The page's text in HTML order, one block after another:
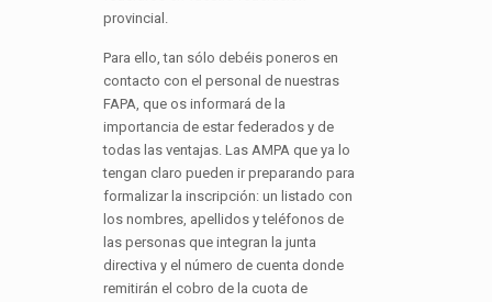
provincial.
Para ello, tan sólo debéis poneros en
contacto con el personal de nuestras
FAPA, que os informará de la
importancia de estar federados y de
todas las ventajas. Las AMPA que ya lo
tengan claro pueden ir preparando para
formalizar la inscripción: un listado con
los nombres, apellidos y teléfonos de
las personas que integran la junta
directiva y el número de cuenta donde
remitirán el cobro de la cuota de